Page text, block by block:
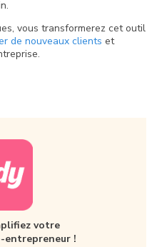
vous transformerez cet outil
de nouveaux clients et
votre
!